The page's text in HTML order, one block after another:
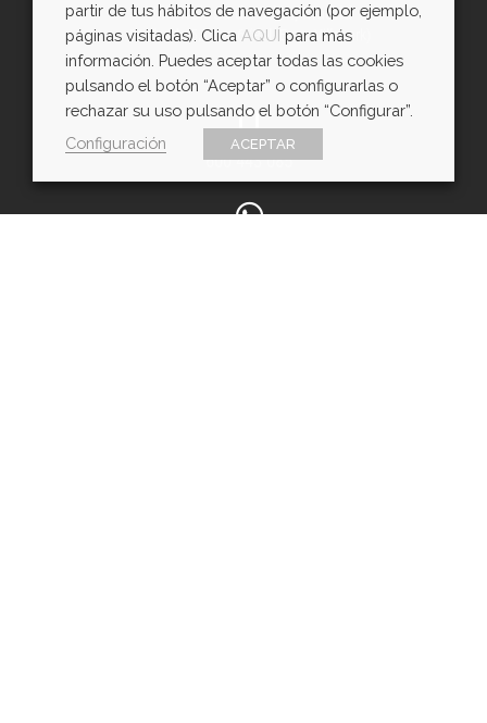
Villaviciosa de Odón, Madrid
C/ Florida 5, nave 6 (Pol. Emp. Villapark)
600 443 085
partir de tus hábitos de navegación (por ejemplo,
páginas visitadas). Clica AQUÍ para más
información. Puedes aceptar todas las cookies
pulsando el botón “Aceptar” o configurarlas o
rechazar su uso pulsando el botón “Configurar”.
Configuración
ACEPTAR